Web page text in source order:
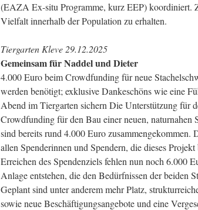
(EAZA Ex-situ Programme, kurz EEP) koordiniert.
Vielfalt innerhalb der Population zu erhalten.
Tiergarten Kleve 29.12.2025
Gemeinsam für Naddel und Dieter
4.000 Euro beim Crowdfunding für neue
werden benötigt; exklusive Dankeschöns wie eine
Abend im Tiergarten sichern Die Unterstützung für
Crowdfunding für den Bau einer neuen,
sind bereits rund 4.000 Euro
allen Spenderinnen und Spendern, die dieses
Erreichen des Spendenziels fehlen nun noch 6.000
Anlage entstehen, die den Bedürfnissen der beiden
Geplant sind unter anderem mehr Platz,
sowie neue Beschäftigungsangebote und eine